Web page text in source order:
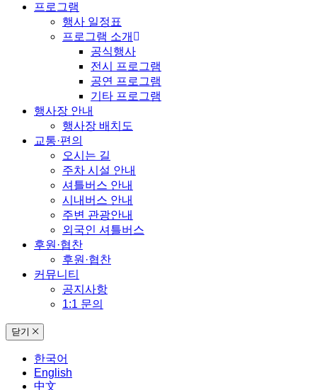
프로그램
행사 일정표
프로그램 소개
공식행사
전시 프로그램
공연 프로그램
기타 프로그램
행사장 안내
행사장 배치도
교통·편의
오시는 길
주차 시설 안내
셔틀버스 안내
시내버스 안내
주변 관광안내
외국인 셔틀버스
후원·협찬
후원·협찬
커뮤니티
공지사항
1:1 문의
닫기
한국어
English
中文